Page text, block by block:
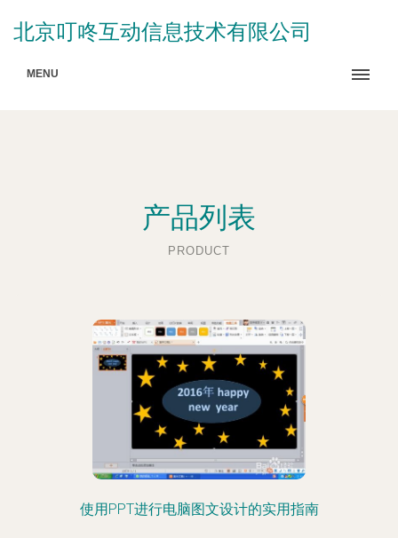
北京叮咚互动信息技术有限公司
MENU
产品列表
PRODUCT
使用PPT进行电脑图文设计的实用指南